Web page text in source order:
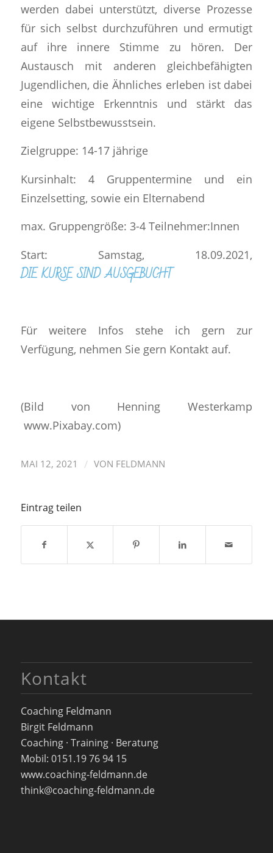
werden dabei unterstützt, diverse Prozesse
für sich selbst durchzuführen und ermutigt
auf ihre innere Stimme zu hören. Der
Austausch mit anderen gleichbefähigten
Jugendlichen, die Ähnliches erleben ist dabei
eine wichtige Erkenntnis und stärkt das
eigene Selbstbewusstsein.
Zielgruppe: 14-17 jährige
Kursinhalt: 4 Gruppentermine und ein
Einzelsetting, sowie ein Elternabend
max. Gruppengröße: 3-4 Teilnehmer:Innen
Start: Samstag, 18.09.2021,
DIE KURSE SIND AUSGEBUCHT
Für weitere Infos stehe ich gern zur
Verfügung, nehmen Sie gern Kontakt auf.
(Bild von Henning Westerkamp
www.Pixabay.com)
MAI 12, 2021 / VON FELDMANN
Eintrag teilen
Kontakt
Coaching Feldmann
Birgit Feldmann
Coaching · Training · Beratung
Mobil: 0151.19 76 94 15
www.coaching-feldmann.de
think@coaching-feldmann.de